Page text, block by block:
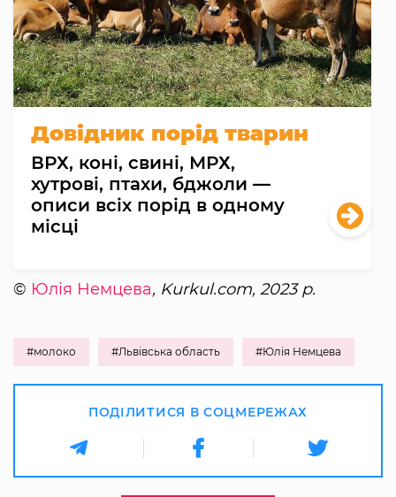
Довідник порід тварин
ВРХ, коні, свині, МРХ,
хутрові, птахи, бджоли —
описи всіх порід в одному
місці
© Юлія Немцева, Kurkul.com, 2023 р.
#молоко #Львівська область #Юлія Немцева
ПОДІЛИТИСЯ В СОЦМЕРЕЖАХ